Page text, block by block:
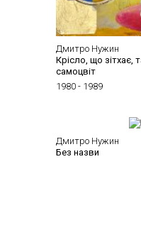
Дмитро Нужин
Крісло, що зітхає,
самоцвіт
1980 - 1989
Дмитро Нужин
Без назви